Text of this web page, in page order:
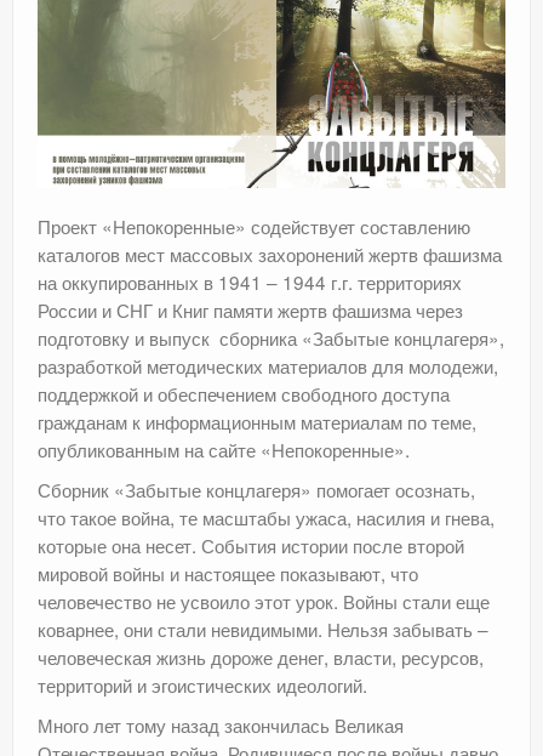
Проект «Непокоренные» содействует составлению
каталогов мест массовых захоронений жертв фашизма
на оккупированных в 1941 – 1944 г.г. территориях
России и СНГ и Книг памяти жертв фашизма через
подготовку и выпуск сборника «Забытые концлагеря»,
разработкой методических материалов для молодежи,
поддержкой и обеспечением свободного доступа
гражданам к информационным материалам по теме,
опубликованным на сайте «Непокоренные».
Сборник «Забытые концлагеря» помогает осознать,
что такое война, те масштабы ужаса, насилия и гнева,
которые она несет. События истории после второй
мировой войны и настоящее показывают, что
человечество не усвоило этот урок. Войны стали еще
коварнее, они стали невидимыми. Нельзя забывать –
человеческая жизнь дороже денег, власти, ресурсов,
территорий и эгоистических идеологий.
Много лет тому назад закончилась Великая